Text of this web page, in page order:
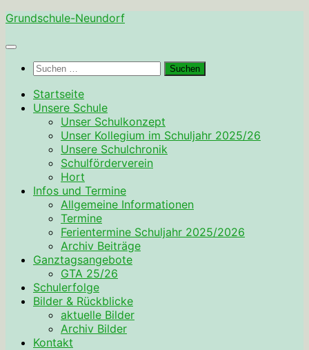
Zum
springen
Grundschule-Neundorf
Suchen
Startseite
Unsere Schule
Unser Schulkonzept
Unser Kollegium im Schuljahr 2025/26
Unsere Schulchronik
Schulförderverein
Hort
Infos und Termine
Allgemeine Informationen
Termine
Ferientermine Schuljahr 2025/2026
Archiv Beiträge
Ganztagsangebote
GTA 25/26
Schulerfolge
Bilder & Rückblicke
aktuelle Bilder
Archiv Bilder
Kontakt